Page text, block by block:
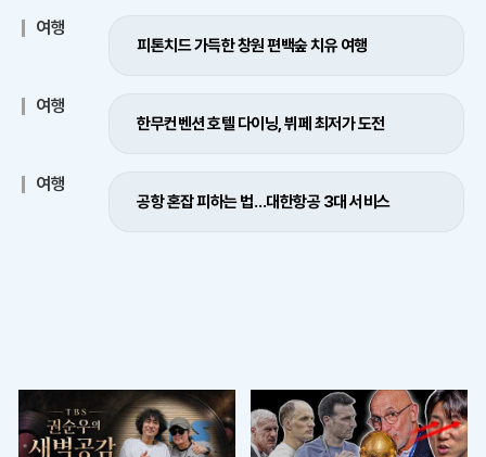
여행
피톤치드 가득한 창원 편백숲 치유 여행
여행
한무컨벤션 호텔 다이닝, 뷔페 최저가 도전
여행
공항 혼잡 피하는 법…대한항공 3대 서비스